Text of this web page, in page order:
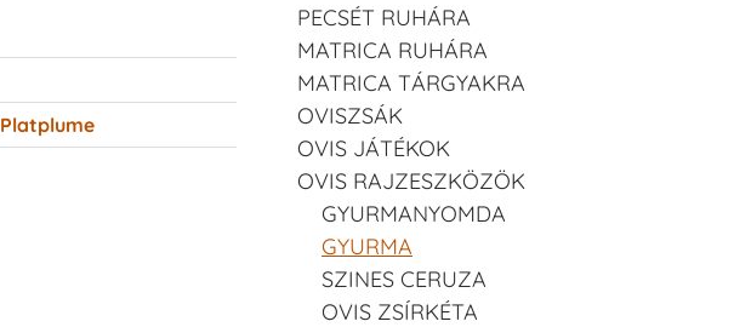
Platplume
PECSÉT RUHÁRA
MATRICA RUHÁRA
MATRICA TÁRGYAKRA
OVISZSÁK
OVIS JÁTÉKOK
OVIS RAJZESZKÖZÖK
GYURMANYOMDA
GYURMA
SZINES CERUZA
OVIS ZSÍRKÉTA